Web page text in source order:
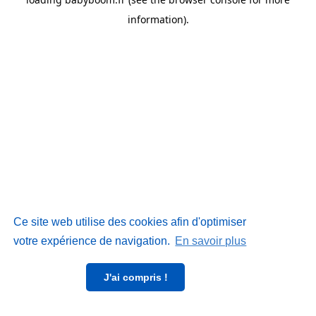
Ce site web utilise des cookies afin d'optimiser
votre expérience de navigation. En savoir plus
J'ai compris !
information).